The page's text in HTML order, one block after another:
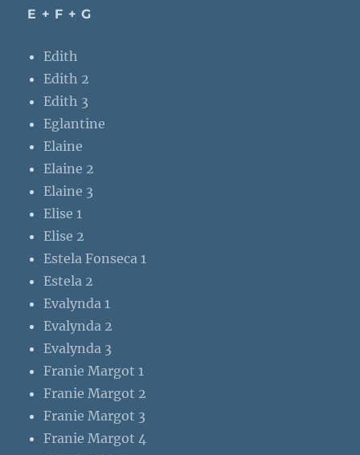
E + F + G
Edith
Edith 2
Edith 3
Eglantine
Elaine
Elaine 2
Elaine 3
Elise 1
Elise 2
Estela Fonseca 1
Estela 2
Evalynda 1
Evalynda 2
Evalynda 3
Franie Margot 1
Franie Margot 2
Franie Margot 3
Franie Margot 4